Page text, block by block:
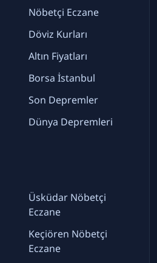
Nöbetçi Eczane
Döviz Kurları
Altın Fiyatları
Borsa İstanbul
Son Depremler
Dünya Depremleri
Üsküdar Nöbetçi
Eczane
Keçiören Nöbetçi
Eczane